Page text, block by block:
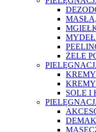
ŻELE
SOLE I